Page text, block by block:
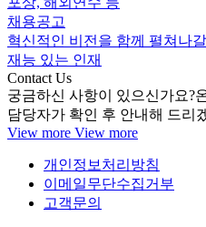
채용공고
혁신적인 비전을 함께 펼쳐나갈
재능 있는 인재
Contact Us
궁금하신 사항이 있으신가요?
담당자가 확인 후 안내해 드리
View more View more
개인정보처리방침
이메일무단수집거부
고객문의